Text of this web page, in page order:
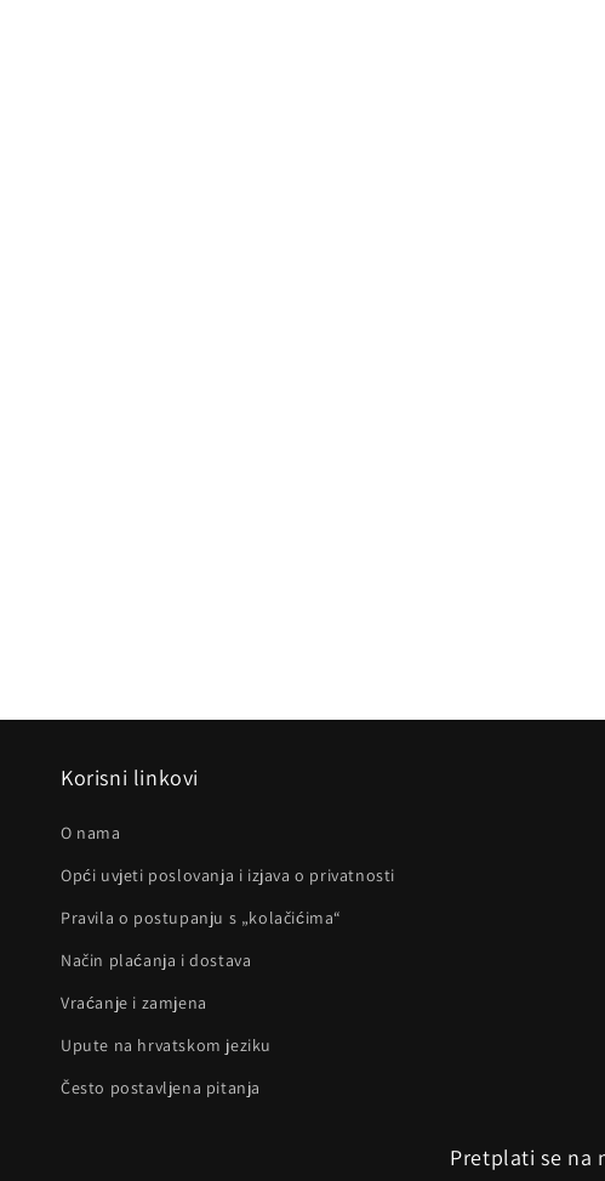
Korisni linkovi
O nama
Opći uvjeti poslovanja i izjava o privatnosti
Pravila o postupanju s „kolačićima“
Način plaćanja i dostava
Vraćanje i zamjena
Upute na hrvatskom jeziku
Često postavljena pitanja
Pretplati se na